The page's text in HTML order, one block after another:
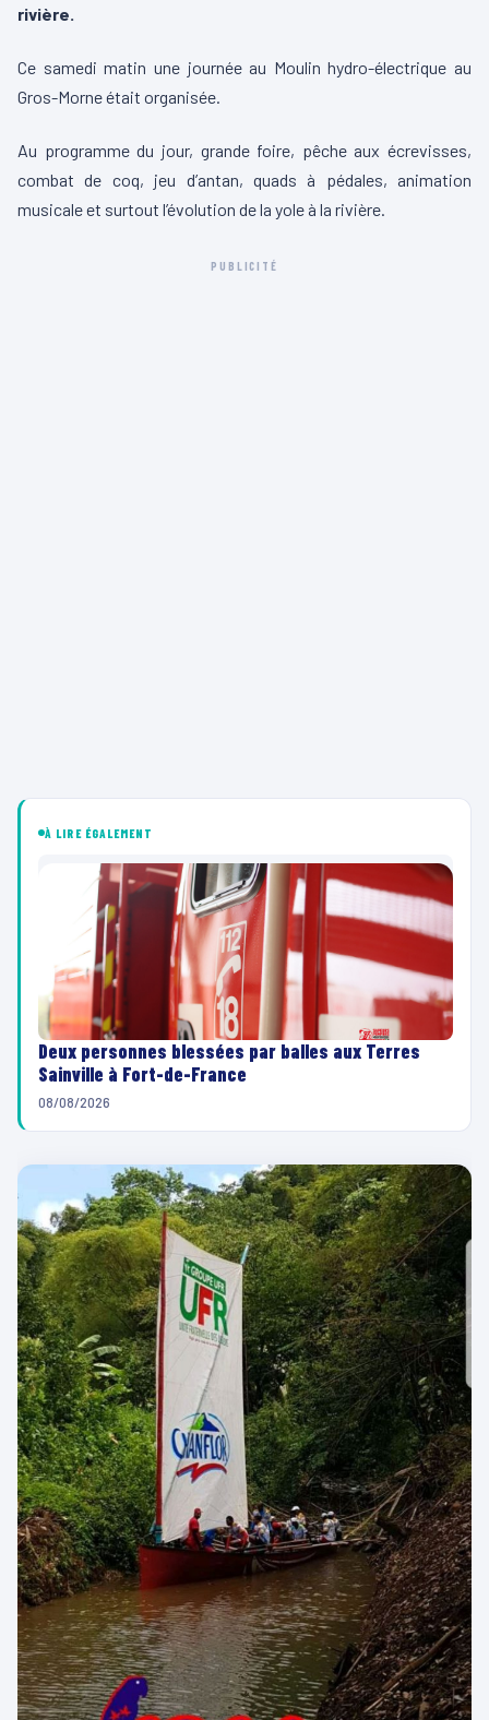
rivière.
Ce samedi matin une journée au Moulin hydro-électrique au
Gros-Morne était organisée.
Au programme du jour, grande foire, pêche aux écrevisses,
combat de coq, jeu d’antan, quads à pédales, animation
musicale et surtout l’évolution de la yole à la rivière.
PUBLICITÉ
À LIRE ÉGALEMENT
Deux personnes blessées par balles aux Terres
Sainville à Fort-de-France
08/08/2026